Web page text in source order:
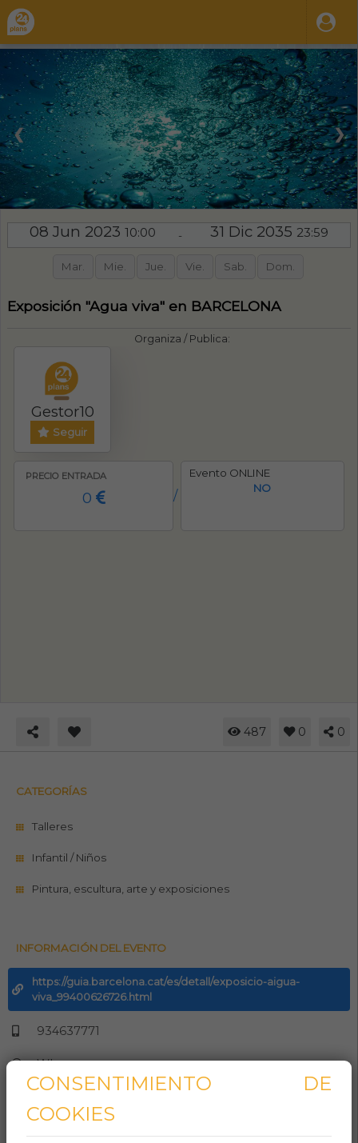
❮ ❯
08 Jun 202310:00 - 31 Dic 2035 23:59
Mar. Mie. Jue. Vie. Sab. Dom.
Exposición "Agua viva" en BARCELONA
Organiza / Publica:
Gestor10
Seguir
PRECIO ENTRADA
0 /
Evento ONLINE
NO
487 0 0
CATEGORÍAS
Talleres
Infantil / Niños
Pintura, escultura, arte y exposiciones
INFORMACIÓN DEL EVENTO
https://guia.barcelona.cat/es/detall/exposicio-aigua-
viva_99400626726.html
934637771
Whasapp
CONSENTIMIENTO DE
COOKIES